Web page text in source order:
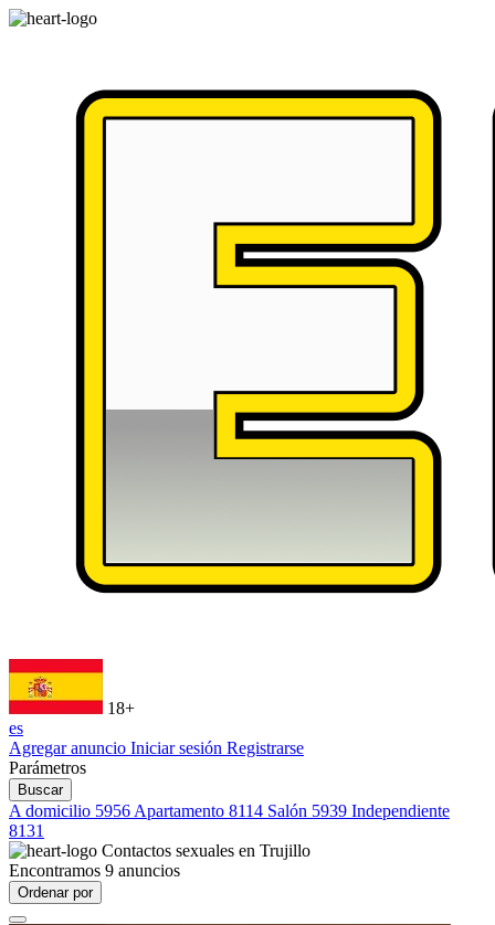
18+
es
Agregar anuncio Iniciar sesión Registrarse
Parámetros
Buscar
A domicilio 5956 Apartamento 8114 Salón 5939 Independiente
8131
Contactos sexuales en Trujillo
Encontramos 9 anuncios
Ordenar por